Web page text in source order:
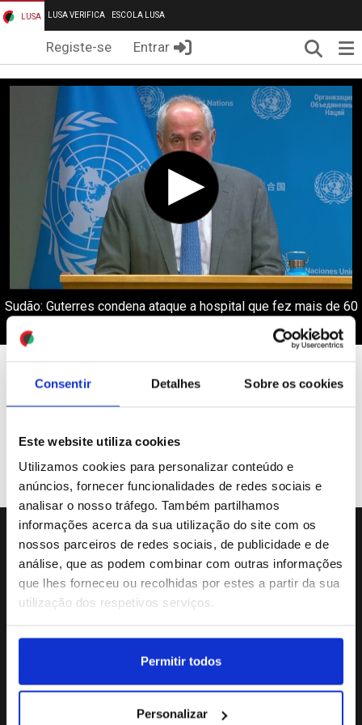
Consentir Detalhes Sobre os cookies
Este website utiliza cookies
Utilizamos cookies para personalizar conteúdo e
anúncios, fornecer funcionalidades de redes sociais e
analisar o nosso tráfego. Também partilhamos
informações acerca da sua utilização do site com os
nossos parceiros de redes sociais, de publicidade e de
análise, que as podem combinar com outras informações
que lhes forneceu ou recolhidas por estes a partir da sua
utilização dos respetivos serviços.
Permitir todos
Personalizar
LUSA LUSA VERIFICA ESCOLA LUSA
Registe-se Entrar
Sudão: Guterres condena ataque a hospital que fez mais de 60
Galeria de Vídeos
Sede da Agência
Rua Dr.João Couto Lote C
(+351) 217116500
Social